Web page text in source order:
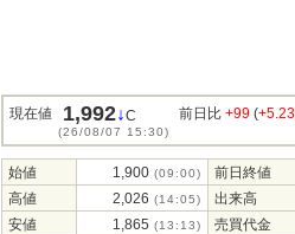
現在値 1,992↓C
(26/08/07 15:30)
前日比 +99 (
始値 1,900 (09:00)
前日終値
高値
2,026 (14:05)
出来高
安値
1,865 (13:13) 売買代金